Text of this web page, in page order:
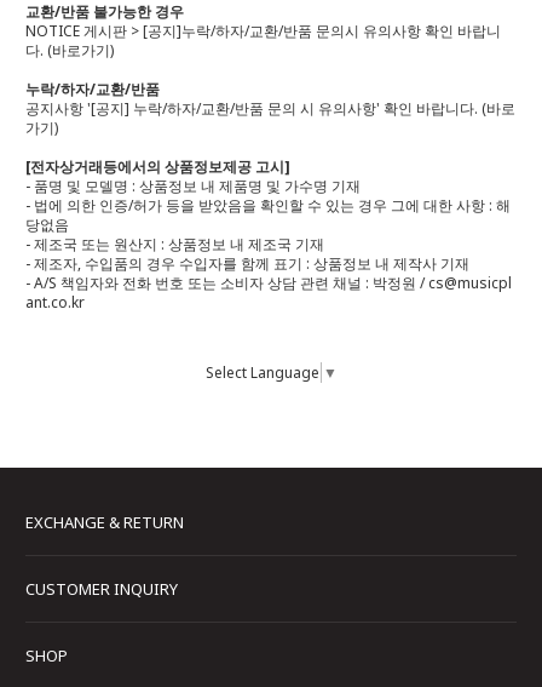
교환/반품 불가능한 경우
NOTICE 게시판 > [공지]누락/하자/교환/반품 문의시 유의사항 확인 바랍니
다. (바로가기)
누락/하자/교환/반품
공지사항 '[공지] 누락/하자/교환/반품 문의 시 유의사항' 확인 바랍니다. (바로
가기)
[전자상거래등에서의 상품정보제공 고시]
- 품명 및 모델명 : 상품정보 내 제품명 및 가수명 기재
- 법에 의한 인증/허가 등을 받았음을 확인할 수 있는 경우 그에 대한 사항 : 해
당없음
- 제조국 또는 원산지 : 상품정보 내 제조국 기재
- 제조자, 수입품의 경우 수입자를 함께 표기 : 상품정보 내 제작사 기재
- A/S 책임자와 전화 번호 또는 소비자 상담 관련 채널 : 박정원 / cs@musicpl
ant.co.kr
Select Language ▼
EXCHANGE & RETURN
CUSTOMER INQUIRY
SHOP